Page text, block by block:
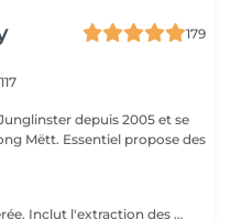
179
depuis 2005 et se
propose des
Soin contre l'acné légère à modérée. Inclut l'extraction des comédons, micro kystes, désinfection de pustules et soins adaptés. J'accorde beaucoup d'importance à expliquer les bons gestes à mes jeunes client(e)s afin qu'il prennent conscience de leur peau et prennent les bonnes habitudes. Pour de meilleurs résultats je conseille 1 soin par semaine sur 1 mois. Important: J'accorde autant d'importance à la relaxation et l'intimité de mes jeunes clients. De ce fait aucun accompagnant ne sera autorisé à rester dans la cabine durant le soin Inclut: Nettoyage et extraction de kystes, comédons et pustules. Désinfection et soins purifiants adaptés. Matériel stérilisé et/ou à usage unique.